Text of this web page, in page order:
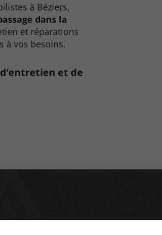
à Béziers,
dans la
et réparations
à vos besoins.
et de